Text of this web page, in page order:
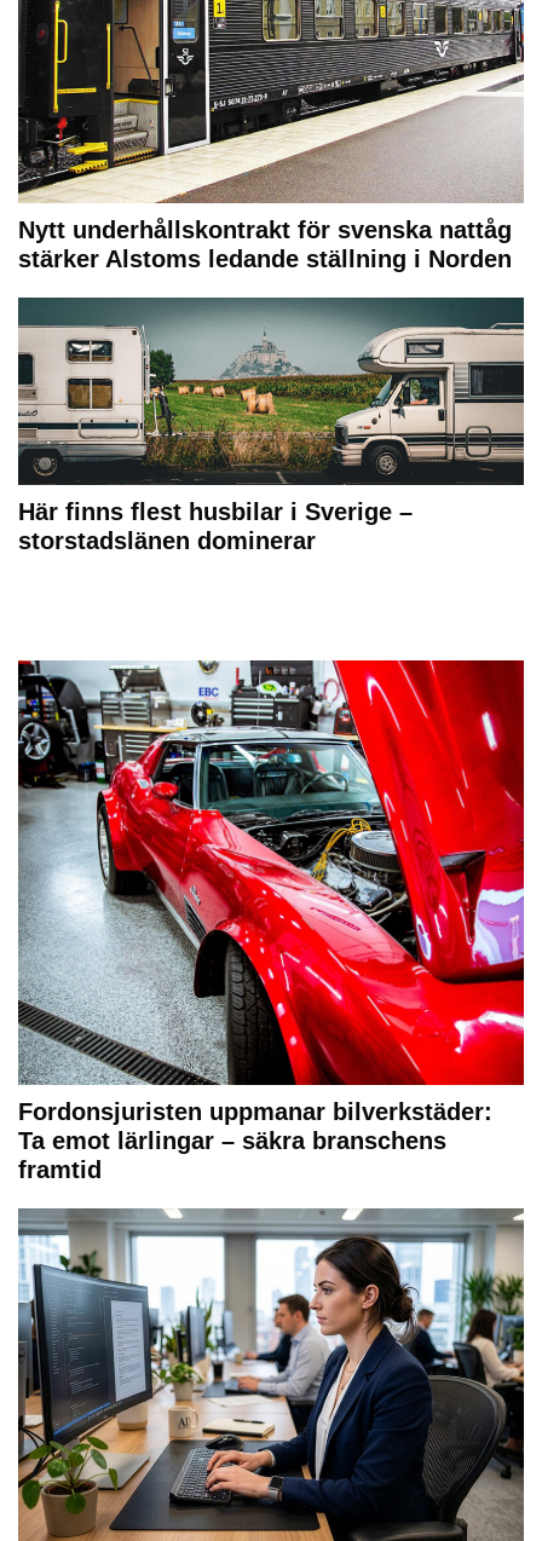
Nytt underhållskontrakt för svenska nattåg
stärker Alstoms ledande ställning i Norden
Här finns flest husbilar i Sverige –
storstadslänen dominerar
Fordonsjuristen uppmanar bilverkstäder:
Ta emot lärlingar – säkra branschens
framtid